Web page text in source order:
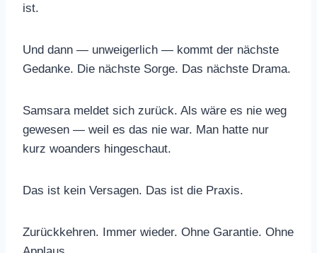
ist.
Und dann — unweigerlich — kommt der nächste
Gedanke. Die nächste Sorge. Das nächste Drama.
Samsara meldet sich zurück. Als wäre es nie weg
gewesen — weil es das nie war. Man hatte nur
kurz woanders hingeschaut.
Das ist kein Versagen. Das ist die Praxis.
Zurückkehren. Immer wieder. Ohne Garantie. Ohne